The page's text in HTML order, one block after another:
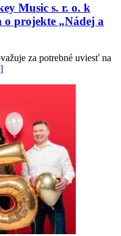
Music s. r. o. k
projekte „Nádej a
za potrebné uviesť na